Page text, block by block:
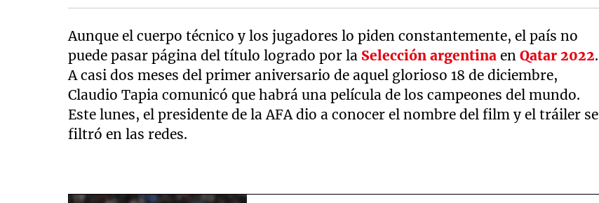
Aunque el cuerpo técnico y los jugadores lo piden constantemente, el país no
puede pasar página del título logrado por la Selección argentina enQatar 2022.
A casi dos meses del primer aniversario de aquel glorioso 18 de diciembre,
Claudio Tapia comunicó que habrá una película de los campeones del mundo.
Este lunes, el presidente de la AFA dio a conocer el nombre del film y el tráiler se
filtró en las redes.